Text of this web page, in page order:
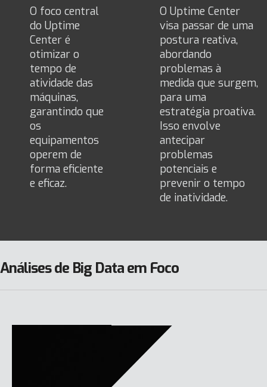
O foco central
do Uptime
Center é
otimizar o
tempo de
atividade das
máquinas,
garantindo que
os
equipamentos
operem de
forma eficiente
e eficaz.
O Uptime Center
visa passar de uma
postura reativa,
abordando
problemas à
medida que surgem,
para uma
estratégia proativa.
Isso envolve
antecipar
problemas
potenciais e
prevenir o tempo
de inatividade.
Análises de Big Data em Foco